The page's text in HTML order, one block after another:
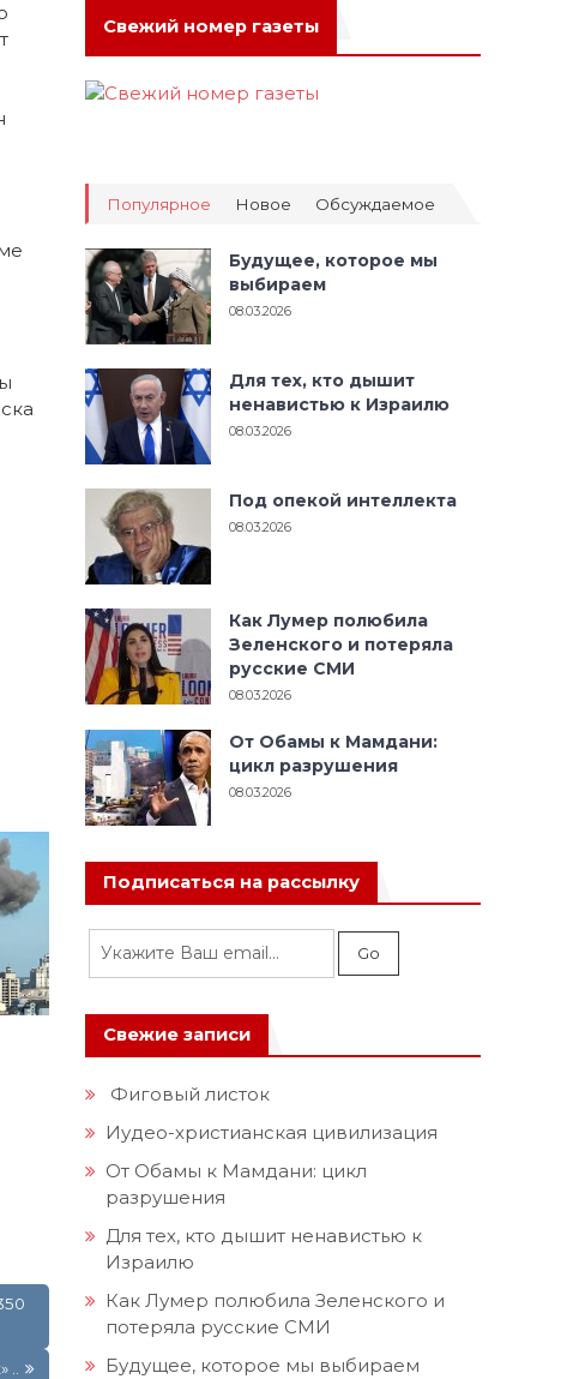
Свежий номер газеты
Популярное Новое Обсуждаемое
Будущее, которое мы
выбираем
08.03.2026
Для тех, кто дышит
ненавистью к Израилю
08.03.2026
Под опекой интеллекта
08.03.2026
Как Лумер полюбила
Зеленского и потеряла
русские СМИ
08.03.2026
От Обамы к Мамдани:
цикл разрушения
08.03.2026
Подписаться на рассылку
Свежие записи
Фиговый листок
Иудео-христианская цивилизация
От Обамы к Мамдани: цикл
разрушения
Для тех, кто дышит ненавистью к
Израилю
Как Лумер полюбила Зеленского и
потеряла русские СМИ
Будущее, которое мы выбираем